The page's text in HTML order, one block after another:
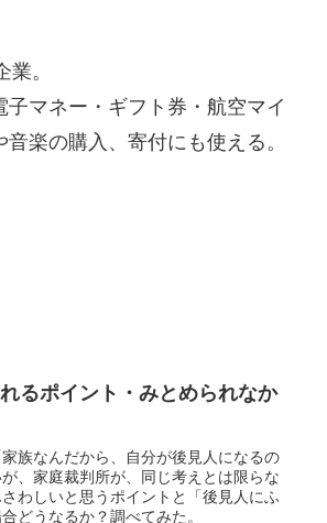
。
マネー・ギフト券・航空マイ
楽の購入、寄付にも使える。
るポイント・みとめられなか
族なんだから、自分が後見人になるの
、家庭裁判所が、同じ考えとは限らな
わしいと思うポイントと「後見人にふ
どうなるか？調べてみた。